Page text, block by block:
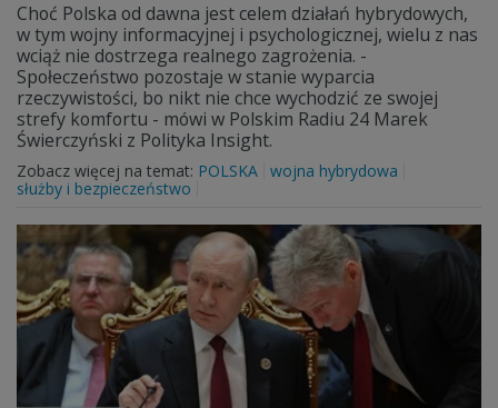
Choć Polska od dawna jest celem działań hybrydowych,
w tym wojny informacyjnej i psychologicznej, wielu z nas
wciąż nie dostrzega realnego zagrożenia. -
Społeczeństwo pozostaje w stanie wyparcia
rzeczywistości, bo nikt nie chce wychodzić ze swojej
strefy komfortu - mówi w Polskim Radiu 24 Marek
Świerczyński z Polityka Insight.
Zobacz więcej na temat: POLSKA wojna hybrydowa
służby i bezpieczeństwo